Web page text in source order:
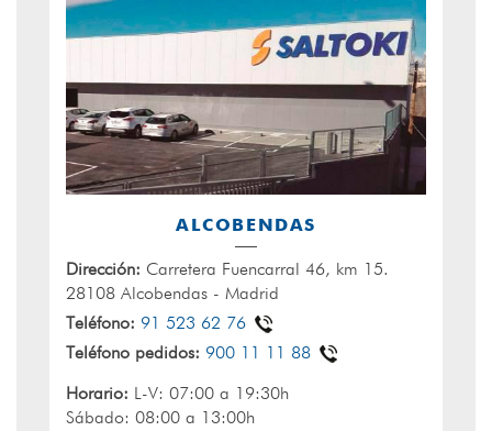
ALCOBENDAS
Dirección: Carretera Fuencarral 46, km 15.
28108 Alcobendas - Madrid
Teléfono: 91 523 62 76
Teléfono pedidos: 900 11 11 88
Horario: L-V: 07:00 a 19:30h
Sábado: 08:00 a 13:00h